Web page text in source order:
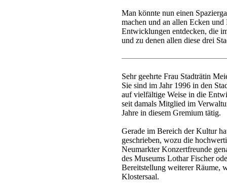
Man könnte nun einen
machen und an allen Ecken
Entwicklungen entdecken, die
und zu denen allen diese drei
Sehr geehrte Frau Stadträtin
Sie sind im Jahr 1996 in den
auf vielfältige Weise in die
seit damals Mitglied im
Jahre in diesem Gremium tätig.
Gerade im Bereich der Kultur
geschrieben, wozu die
Neumarkter Konzertfreunde
des Museums Lothar Fischer
Bereitstellung weiterer Räume,
Klostersaal.